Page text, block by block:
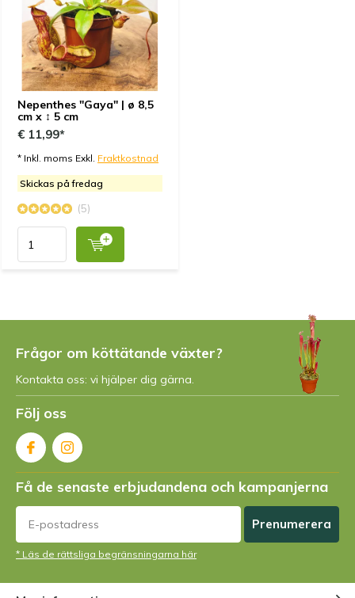
GenomAngelique- 07-04-2023 13:46
5 / 5
Plante plutôt saine avec quelques nouvelles feuilles
petite que sur la photo, mais c'est probablement dû
à mon manque de jugement. J'espère qu'elle
deviendra bientôt si grande que toutes les araignées
Nepenthes "Gaya" | ø 8,5
cm x ↕ 5 cm
€ 11,99*
* Inkl. moms Exkl. Fraktkostnad
Skickas på fredag
(5)
Frågor om köttätande växter?
Kontakta oss: vi hjälper dig gärna.
Följ oss
Få de senaste erbjudandena och kampanjerna
Prenumerera
* Läs de rättsliga begränsningarna här